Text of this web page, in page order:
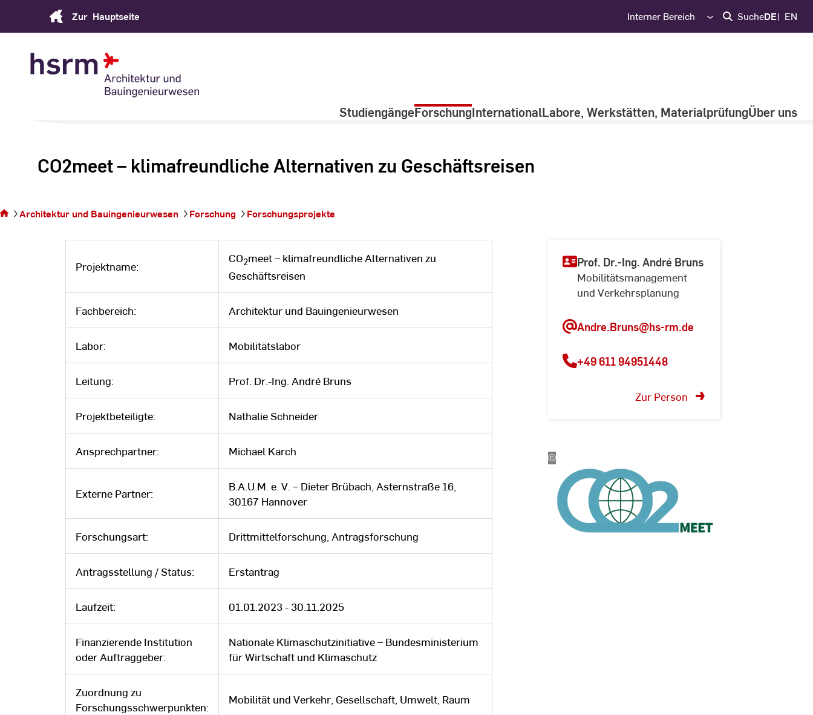
Zur Hauptseite Interner Bereich SucheDE EN
StudiengängeForschungInternationalLabore, Werkstätten, MaterialprüfungÜber uns
CO2meet – klimafreundliche Alternativen zu Geschäftsreisen
sich aufArchitektur und Bauingenieurwesen Forschung Forschungsprojekte
Projektname:
CO2meet – klimafreundliche Alternativen zu
Geschäftsreisen
Fachbereich: Architektur und Bauingenieurwesen
Labor: Mobilitätslabor
Leitung: Prof. Dr.-Ing. André Bruns
Projektbeteiligte: Nathalie Schneider
Ansprechpartner: Michael Karch
Externe Partner:
B.A.U.M. e. V. – Dieter Brübach, Asternstraße 16,
30167 Hannover
Forschungsart: Drittmittelforschung, Antragsforschung
Antragsstellung / Status: Erstantrag
Laufzeit: 01.01.2023 - 30.11.2025
Finanzierende Institution
oder Auftraggeber:
Nationale Klimaschutzinitiative – Bundesministerium
für Wirtschaft und Klimaschutz
Zuordnung zu
Forschungsschwerpunkten:
Mobilität und Verkehr, Gesellschaft, Umwelt, Raum
Prof. Dr.-Ing. André Bruns
Mobilitätsmanagement
und Verkehrsplanung
Andre.Bruns@hs-rm.de
+49 611 94951448
Zur Person
©
CO2MEET